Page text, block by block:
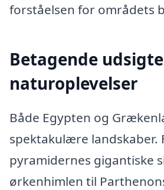
forståelsen for områdets
Betagende
naturoplevelser
Både Egypten og
spektakulære landskaber.
pyramidernes gigantiske
ørkenhimlen til